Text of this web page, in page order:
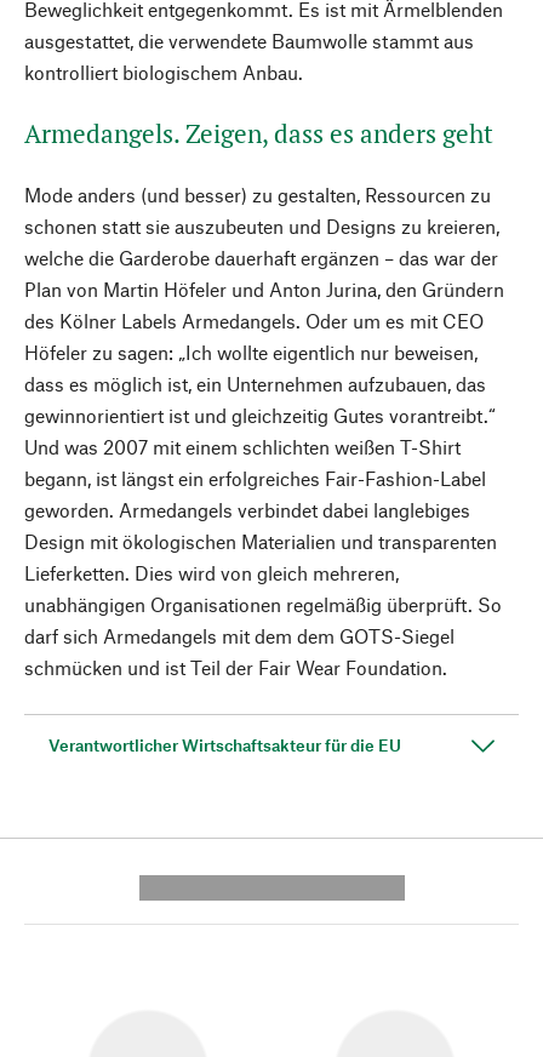
Beweglichkeit entgegenkommt. Es ist mit Ärmelblenden
ausgestattet, die verwendete Baumwolle stammt aus
kontrolliert biologischem Anbau.
Armedangels. Zeigen, dass es anders geht
Mode anders (und besser) zu gestalten, Ressourcen zu
schonen statt sie auszubeuten und Designs zu kreieren,
welche die Garderobe dauerhaft ergänzen – das war der
Plan von Martin Höfeler und Anton Jurina, den Gründern
des Kölner Labels Armedangels. Oder um es mit CEO
Höfeler zu sagen: „Ich wollte eigentlich nur beweisen,
dass es möglich ist, ein Unternehmen aufzubauen, das
gewinnorientiert ist und gleichzeitig Gutes vorantreibt.“
Und was 2007 mit einem schlichten weißen T-Shirt
begann, ist längst ein erfolgreiches Fair-Fashion-Label
geworden. Armedangels verbindet dabei langlebiges
Design mit ökologischen Materialien und transparenten
Lieferketten. Dies wird von gleich mehreren,
unabhängigen Organisationen regelmäßig überprüft. So
darf sich Armedangels mit dem dem GOTS-Siegel
schmücken und ist Teil der Fair Wear Foundation.
Verantwortlicher Wirtschaftsakteur für die EU